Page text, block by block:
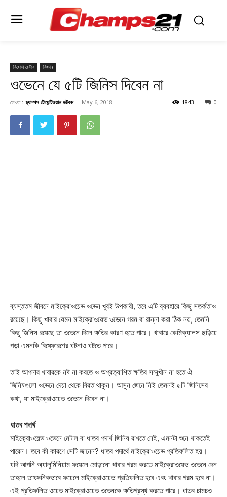
রিসোর্স সেন্টার বিজ্ঞান
ওভেনে যে ৫টি জিনিস দিবেন না
লেখক : চ্যাম্পস টোয়েন্টিওয়ান ডটকম - May 6, 2018 0
1843
ব্যস্ততম জীবনে মাইক্রোওয়েভ ওভেন খুবই উপকারী, তবে এটি ব্যবহারে কিছু সতর্কতাও
রয়েছে। কিছু খাবার যেমন মাইক্রোওয়েভ ওভেনে গরম বা রান্না করা ঠিক নয়, তেমনি
কিছু জিনিস রয়েছে তা ওভেনে দিলে ক্ষতির কারণ হতে পারে। খাবারে কেমিক্যালস ছড়িয়ে
পড়া এমনকি বিষ্ফোরণের ঘটনাও ঘটতে পারে।
তাই আপনার খাবারকে নষ্ট না করতে ও অপ্রত্যাশিত ক্ষতির সম্মুখীন না হতে ঐ
জিনিষগুলো ওভেনে দেয়া থেকে বিরত থাকুন। আসুন জেনে নিই তেমনই ৫টি জিনিসের
কথা, যা মাইক্রোওয়েভ ওভেনে দিবেন না।
ধাতব পদার্থ
মাইক্রোওয়েভ ওভেনে মেটাল বা ধাতব পদার্থ জিনিষ রাখতে নেই, এমনটা শুনে থাকতেই
পারেন। তবে কী কারণে সেটি জানেন? ধাতব পদার্থে মাইক্রোওয়েভ প্রতিফলিত হয়।
যদি আপনি অ্যালুমিনিয়াম ফয়েলে মোড়ানো খাবার গরম করতে মাইক্রোওয়েভ ওভেনে দেন
তাহলে তাৎক্ষনিকভাবে ফয়েলে মাইক্রোওয়েভ প্রতিফলিত হবে এবং খাবার গরম হবে না।
এই প্রতিফলিত ওয়েভ মাইক্রোওয়েভ ওভেনকে ক্ষতিগ্রস্থ করতে পারে। ধাতব চামচও